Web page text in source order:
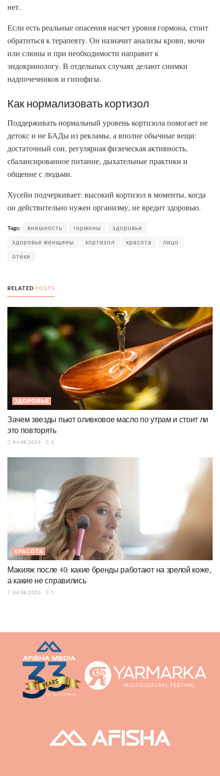
нет.
Если есть реальные опасения насчет уровня гормона, стоит
обратиться к терапевту. Он назначит анализы крови, мочи
или слюны и при необходимости направит к
эндокринологу. В отдельных случаях делают снимки
надпочечников и гипофиза.
Как нормализовать кортизол
Поддерживать нормальный уровень кортизола помогает не
детокс и не БАДы из рекламы, а вполне обычные вещи:
достаточный сон, регулярная физическая активность,
сбалансированное питание, дыхательные практики и
общение с людьми.
Хусейн подчеркивает: высокий кортизол в моменты, когда
он действительно нужен организму, не вредит здоровью.
Tags: внешность гормоны
здоровье
здоровье женщины
кортизол красота
лицо
отеки
RELATED POSTS
ЗДОРОВЬЕ
Зачем звезды пьют оливковое масло по утрам и стоит ли
это повторять
06.08.2026 1
КРАСОТА
Макияж после 40: какие бренды работают на зрелой коже,
а какие не справились
06.08.2026 1